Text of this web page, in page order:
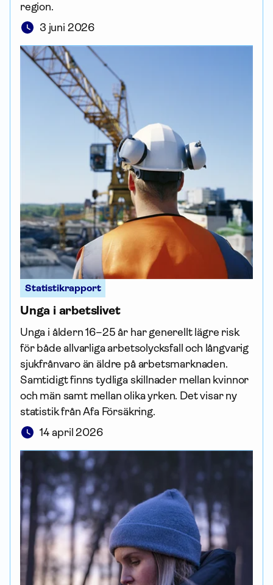
region.
3 juni 2026
Statistikrapport
Unga i arbetslivet
Unga i åldern 16–25 år har generellt lägre risk
för både allvarliga arbetsolycksfall och långvarig
sjukfrånvaro än äldre på arbets­marknaden.
Samtidigt finns tydliga skillnader mellan kvinnor
och män samt mellan olika yrken. Det visar ny
statistik från Afa För­säkring.
14 april 2026